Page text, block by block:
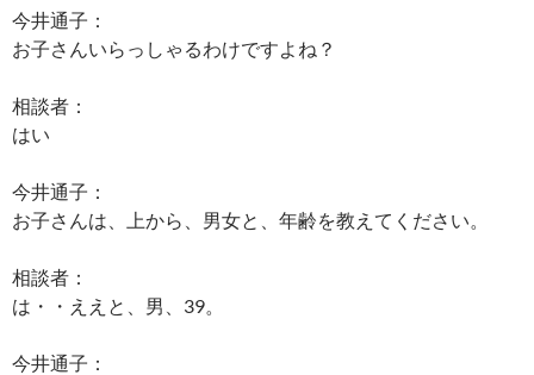
今井通子：
お子さんいらっしゃるわけですよね？
相談者：
はい
今井通子：
お子さんは、上から、男女と、年齢を教えてください。
相談者：
は・・ええと、男、39。
今井通子：